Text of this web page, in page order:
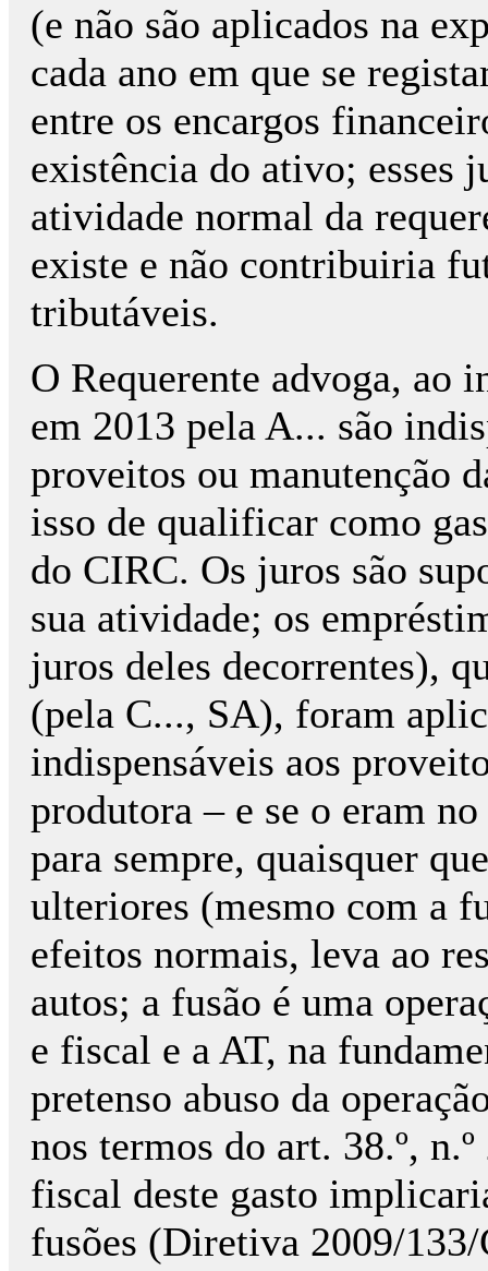
(e não são aplicados na
cada ano em que se
entre os encargos
existência do ativo; esses
atividade normal da
existe e não contribuiria
tributáveis.
O Requerente advoga, ao
em 2013 pela A... são
proveitos ou manutenção
isso de qualificar como
do CIRC. Os juros são
sua atividade; os
juros deles decorrentes),
(pela C..., SA), foram
indispensáveis aos
produtora – e se o eram
para sempre, quaisquer
ulteriores (mesmo com a
efeitos normais, leva ao
autos; a fusão é uma
e fiscal e a AT, na
pretenso abuso da
nos termos do art. 38.º,
fiscal deste gasto
fusões (Diretiva 2009/